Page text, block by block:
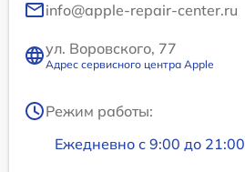
info@apple-repair-center.ru
ул. Воровского, 77
Адрес сервисного центра Apple
Режим работы:
Ежедневно с 9:00 до 21:00